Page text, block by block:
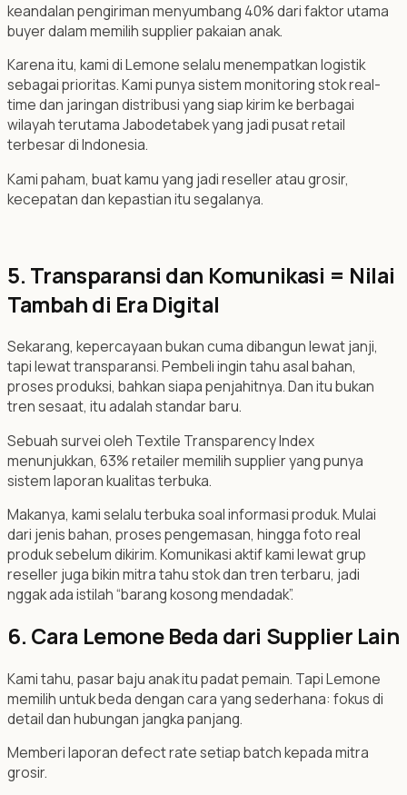
keandalan pengiriman menyumbang 40% dari faktor utama
buyer dalam memilih supplier pakaian anak.
Karena itu, kami di Lemone selalu menempatkan logistik
sebagai prioritas. Kami punya sistem monitoring stok real-
time dan jaringan distribusi yang siap kirim ke berbagai
wilayah terutama Jabodetabek yang jadi pusat retail
terbesar di Indonesia.
Kami paham, buat kamu yang jadi reseller atau grosir,
kecepatan dan kepastian itu segalanya.
5. Transparansi dan Komunikasi = Nilai
Tambah di Era Digital
Sekarang, kepercayaan bukan cuma dibangun lewat janji,
tapi lewat transparansi. Pembeli ingin tahu asal bahan,
proses produksi, bahkan siapa penjahitnya. Dan itu bukan
tren sesaat, itu adalah standar baru.
Sebuah survei oleh Textile Transparency Index
menunjukkan, 63% retailer memilih supplier yang punya
sistem laporan kualitas terbuka.
Makanya, kami selalu terbuka soal informasi produk. Mulai
dari jenis bahan, proses pengemasan, hingga foto real
produk sebelum dikirim. Komunikasi aktif kami lewat grup
reseller juga bikin mitra tahu stok dan tren terbaru, jadi
nggak ada istilah “barang kosong mendadak”.
6. Cara Lemone Beda dari Supplier Lain
Kami tahu, pasar baju anak itu padat pemain. Tapi Lemone
memilih untuk beda dengan cara yang sederhana: fokus di
detail dan hubungan jangka panjang.
Memberi laporan defect rate setiap batch kepada mitra
grosir.